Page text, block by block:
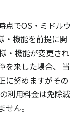
点でOS・ミドルウ
・機能を前提に開
・機能が変更され
を来した場合、 当
に努めますがその
利用料金は免除減
ん。